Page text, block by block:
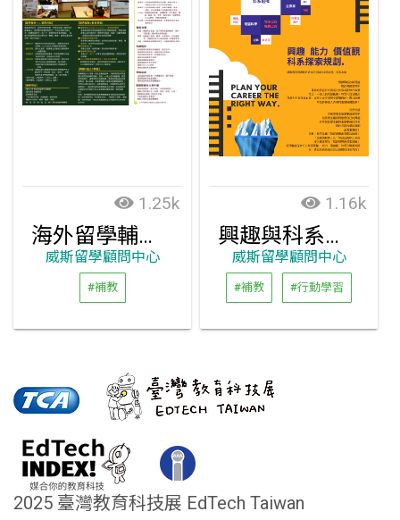
1.25k
海外留學輔導及諮詢
威斯留學顧問中心
#補教
1.16k
興趣與科系探索
威斯留學顧問中心
#補教 #行動學習
2025 臺灣教育科技展 EdTech Taiwan